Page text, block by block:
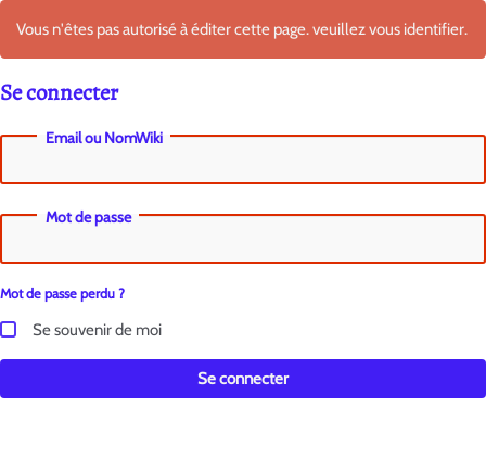
Vous n'êtes pas autorisé à éditer cette page. veuillez vous identifier.
Se connecter
Email ou NomWiki
Mot de passe
Mot de passe perdu ?
Se souvenir de moi
Se connecter